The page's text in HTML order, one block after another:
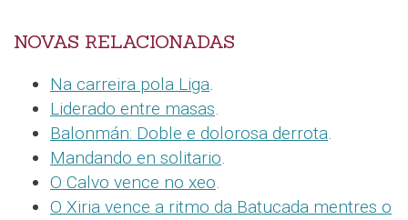
NOVAS RELACIONADAS
Na carreira pola Liga.
Liderado entre masas.
Balonmán: Doble e dolorosa derrota.
Mandando en solitario.
O Calvo vence no xeo.
O Xiria vence a ritmo da Batucada mentres o